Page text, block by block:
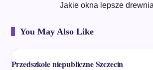
Jakie okna lepsze
You May Also Like
Przedszkole niepubliczne Szczecin